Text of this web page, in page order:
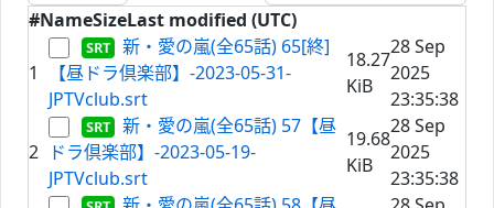
#NameSizeLast modified (UTC)
1
新・愛の嵐(全65話) 65[終]
【昼ドラ倶楽部】-2023-05-31-
JPTVclub.srt
18.27
KiB
28 Sep
2025
23:35:38
2
新・愛の嵐(全65話) 57【昼
ドラ倶楽部】-2023-05-19-
JPTVclub.srt
19.68
KiB
28 Sep
2025
23:35:38